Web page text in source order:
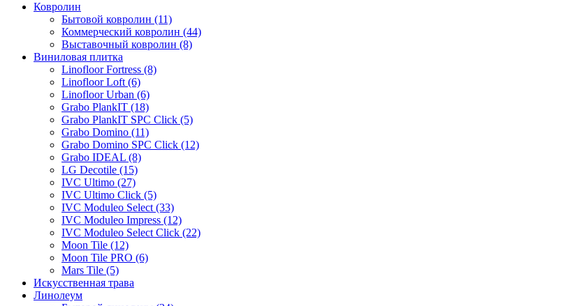
Ковролин
Бытовой ковролин (11)
Коммерческий ковролин (44)
Выставочный ковролин (8)
Виниловая плитка
Linofloor Fortress (8)
Linofloor Loft (6)
Linofloor Urban (6)
Grabo PlankIT (18)
Grabo PlankIT SPC Click (5)
Grabo Domino (11)
Grabo Domino SPC Click (12)
Grabo IDEAL (8)
LG Decotile (15)
IVC Ultimo (27)
IVC Ultimo Click (5)
IVC Moduleo Select (33)
IVC Moduleo Impress (12)
IVC Moduleo Select Click (22)
Moon Tile (12)
Moon Tile PRO (6)
Mars Tile (5)
Искусcтвенная трава
Линолеум